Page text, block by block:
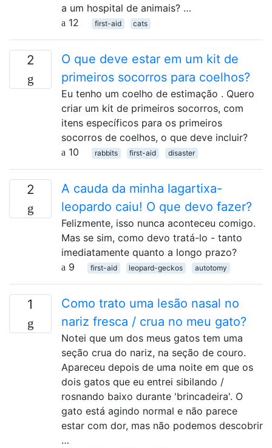
a um hospital de animais? …
12
first-aid cats
2
O que deve estar em um kit de
primeiros socorros para coelhos?
Eu tenho um coelho de estimação . Quero
criar um kit de primeiros socorros, com
itens específicos para os primeiros
socorros de coelhos, o que deve incluir?
10
rabbits first-aid disaster
2
A cauda da minha lagartixa-
leopardo caiu! O que devo fazer?
Felizmente, isso nunca aconteceu comigo.
Mas se sim, como devo tratá-lo - tanto
imediatamente quanto a longo prazo?
9
first-aid leopard-geckos autotomy
1
Como trato uma lesão nasal no
nariz fresca / crua no meu gato?
Notei que um dos meus gatos tem uma
seção crua do nariz, na seção de couro.
Apareceu depois de uma noite em que os
dois gatos que eu entrei sibilando /
rosnando baixo durante 'brincadeira'. O
gato está agindo normal e não parece
estar com dor, mas não podemos descobrir
…